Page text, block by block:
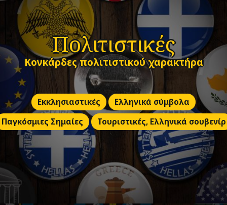
Πολιτιστικές
Κονκάρδες πολιτιστικού χαρακτήρα
Εκκλησιαστικές
Ελληνικά σύμβολα
Παγκόσμιες Σημαίες
Τουριστικές, Ελληνικά σουβενίρ